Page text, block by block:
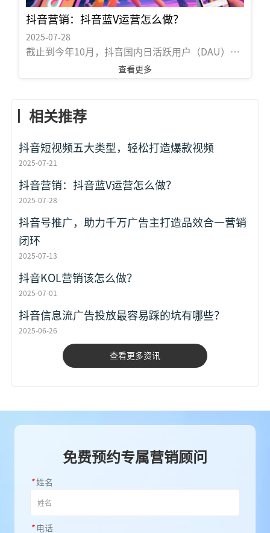
流量，就不能固守陈规，是时候跟着小编玩抖音信
息流 视频广告 的新花样了！ 以下是小编总结的五
种视频制...
抖音营销：抖音蓝V运营怎么做？
2025-07-28
截止到今年10月，抖音国内日活跃用户（DAU）已
经突破2亿，月活跃用户（MAU）突破了4亿。 与在
化的进展也毫不逊色，继9月3日上线广告产品星图
之后，近日抖音也首次公布了其为企业营销所要打
橱窗、私信系统….等新鲜的抖音蓝V的扩展的功能
天，企业营销的阵地也会随着转变，抖音势必会成
为引领企业营销的变化，抖音蓝V变得越来越不可或
缺，但企业蓝V到底如何进行运营无疑成为...
查看更多
丨 相关推荐
抖音短视频五大类型，轻松打造爆款视频
2025-07-21
抖音营销：抖音蓝V运营怎么做？
2025-07-28
抖音号推广，助力千万广告主打造品效合一营销
闭环
2025-07-13
抖音KOL营销该怎么做？
2025-07-01
抖音信息流广告投放最容易踩的坑有哪些？
2025-06-26
查看更多资讯
免费预约专属营销顾问
*姓名
*电话